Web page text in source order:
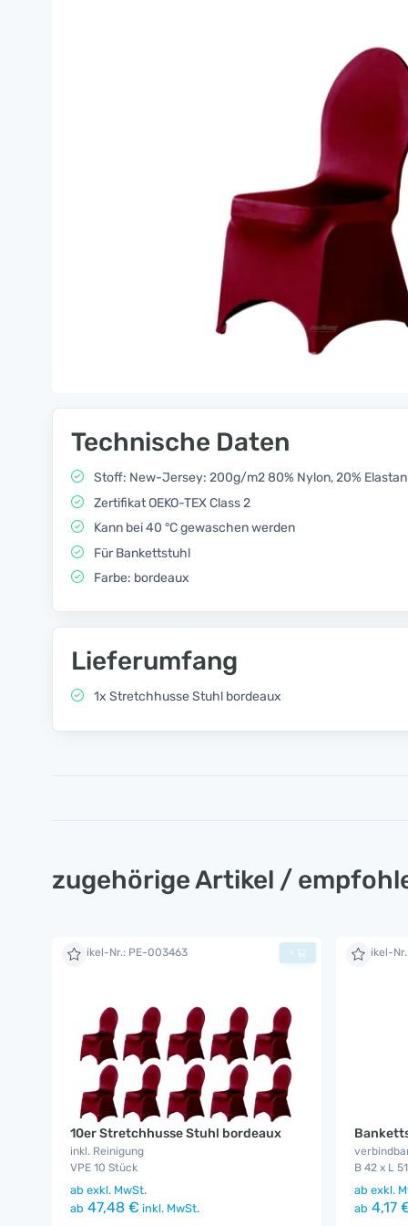
Technische Daten
Stoff: New-Jersey: 200g/m2 80% Nylon, 20% Elastan
Zertifikat OEKO-TEX Class 2
Kann bei 40 °C gewaschen werden
Für Bankettstuhl
Farbe: bordeaux
Lieferumfang
1x Stretchhusse Stuhl bordeaux
zugehörige Artikel /
Artikel-Nr.: PE-003463
10er Stretchhusse Stuhl bordeaux
inkl. Reinigung
VPE 10 Stück
ab exkl. MwSt.
ab 47,48 € inkl. MwSt.
+ Artikel-
B 42 x L
ab exkl.
ab 4,17